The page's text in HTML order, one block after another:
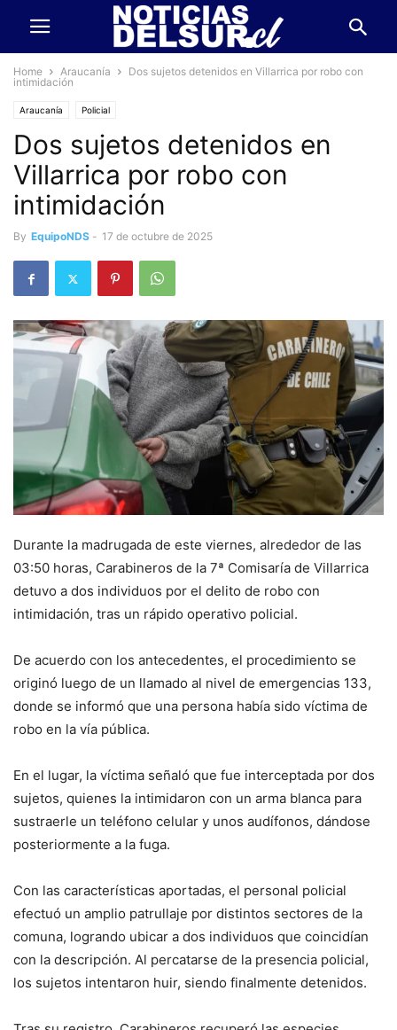
Home Araucanía
Dos sujetos detenidos en Villarrica por robo con
intimidación
Araucanía Policial
Dos sujetos detenidos en
Villarrica por robo con
intimidación
By EquipoNDS - 17 de octubre de 2025
Durante la madrugada de este viernes, alrededor de las
03:50 horas, Carabineros de la 7ª Comisaría de Villarrica
detuvo a dos individuos por el delito de robo con
intimidación, tras un rápido operativo policial.
De acuerdo con los antecedentes, el procedimiento se
originó luego de un llamado al nivel de emergencias 133,
donde se informó que una persona había sido víctima de
robo en la vía pública.
En el lugar, la víctima señaló que fue interceptada por dos
sujetos, quienes la intimidaron con un arma blanca para
sustraerle un teléfono celular y unos audífonos, dándose
posteriormente a la fuga.
Con las características aportadas, el personal policial
efectuó un amplio patrullaje por distintos sectores de la
comuna, logrando ubicar a dos individuos que coincidían
con la descripción. Al percatarse de la presencia policial,
los sujetos intentaron huir, siendo finalmente detenidos.